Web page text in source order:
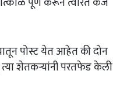
पोस्ट येत आहेत की दोन
शेतकऱ्यांनी परतफेड केली